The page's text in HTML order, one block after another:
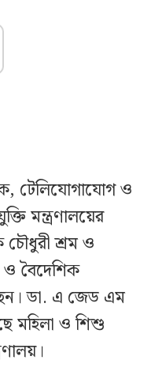
টেলিযোগাযোগ ও
মন্ত্রণালয়ের
চৌধুরী শ্রম ও
ও বৈদেশিক
ডা. এ জেড এম
মহিলা ও শিশু